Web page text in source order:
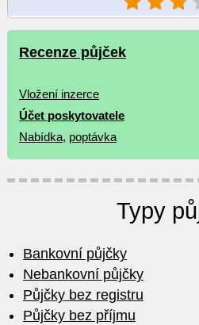
Recenze půjček
Vložení inzerce
Účet poskytovatele
Nabídka, poptávka
Typy
Bankovní půjčky
Nebankovní půjčky
Půjčky bez registru
Půjčky bez příjmu